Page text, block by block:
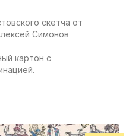
скетча от
Симонов
картон с